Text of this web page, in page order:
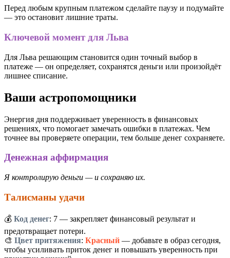
Перед любым крупным платежом сделайте паузу и подумайте
— это остановит лишние траты.
Ключевой момент для Льва
Для Льва решающим становится один точный выбор в
платеже — он определяет, сохранятся деньги или произойдёт
лишнее списание.
Ваши астропомощники
Энергия дня поддерживает уверенность в финансовых
решениях, что помогает замечать ошибки в платежах. Чем
точнее вы проверяете операции, тем больше денег сохраняете.
Денежная аффирмация
Я контролирую деньги — и сохраняю их.
Талисманы удачи
💰 Код денег: 7 — закрепляет финансовый результат и
предотвращает потери.
🎨 Цвет притяжения: Красный — добавьте в образ сегодня,
чтобы усиливать приток денег и повышать уверенность при